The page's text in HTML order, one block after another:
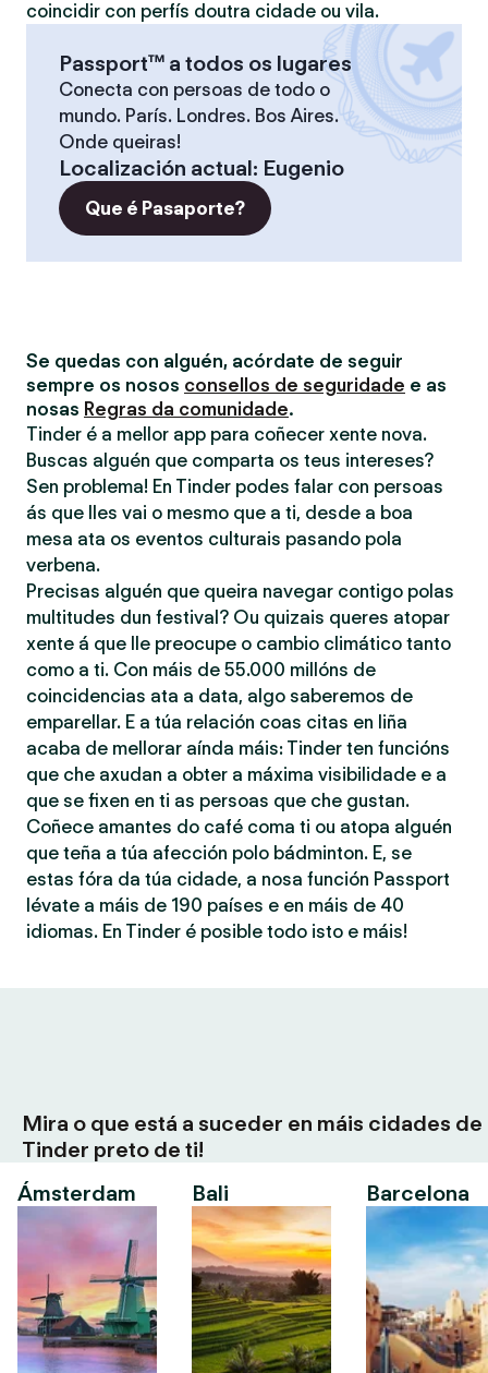
coincidir con perfís doutra cidade ou vila.
Passport™ a todos os lugares
Conecta con persoas de todo o
mundo. París. Londres. Bos Aires.
Onde queiras!
Localización actual: Eugenio
Que é Pasaporte?
Se quedas con alguén, acórdate de seguir
sempre os nosos consellos de seguridade e as
nosas Regras da comunidade.
Tinder é a mellor app para coñecer xente nova.
Buscas alguén que comparta os teus intereses?
Sen problema! En Tinder podes falar con persoas
ás que lles vai o mesmo que a ti, desde a boa
mesa ata os eventos culturais pasando pola
verbena.
Precisas alguén que queira navegar contigo polas
multitudes dun festival? Ou quizais queres atopar
xente á que lle preocupe o cambio climático tanto
como a ti. Con máis de 55.000 millóns de
coincidencias ata a data, algo saberemos de
emparellar. E a túa relación coas citas en liña
acaba de mellorar aínda máis: Tinder ten funcións
que che axudan a obter a máxima visibilidade e a
que se fixen en ti as persoas que che gustan.
Coñece amantes do café coma ti ou atopa alguén
que teña a túa afección polo bádminton. E, se
estas fóra da túa cidade, a nosa función Passport
lévate a máis de 190 países e en máis de 40
idiomas. En Tinder é posible todo isto e máis!
Mira o que está a suceder en máis cidades de
Tinder preto de ti!
Ámsterdam
Bali Barcelona